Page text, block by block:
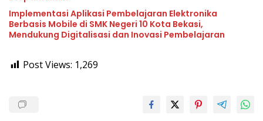
Implementasi Aplikasi Pembelajaran Elektronika
Berbasis Mobile di SMK Negeri 10 Kota Bekasi,
Mendukung Digitalisasi dan Inovasi Pembelajaran
Post Views: 1,269